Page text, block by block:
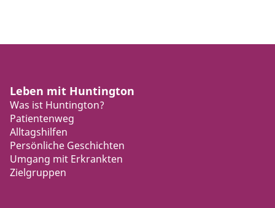
Leben mit Huntington
Was ist Huntington?
Patientenweg
Alltagshilfen
Persönliche Geschichten
Umgang mit Erkrankten
Zielgruppen